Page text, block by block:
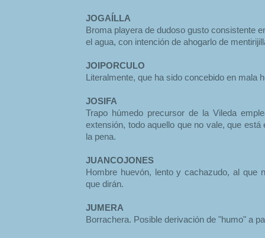
JOGAÍLLA
Broma playera de dudoso gusto consistente
el agua, con intención de ahogarlo de
JOIPORCULO
Literalmente, que ha sido concebido en mala
JOSIFA
Trapo húmedo precursor de la Vileda
extensión, todo aquello que no vale, que
la pena.
JUANCOJONES
Hombre huevón, lento y cachazudo, al que
que dirán.
JUMERA
Borrachera. Posible derivación de "humo" a